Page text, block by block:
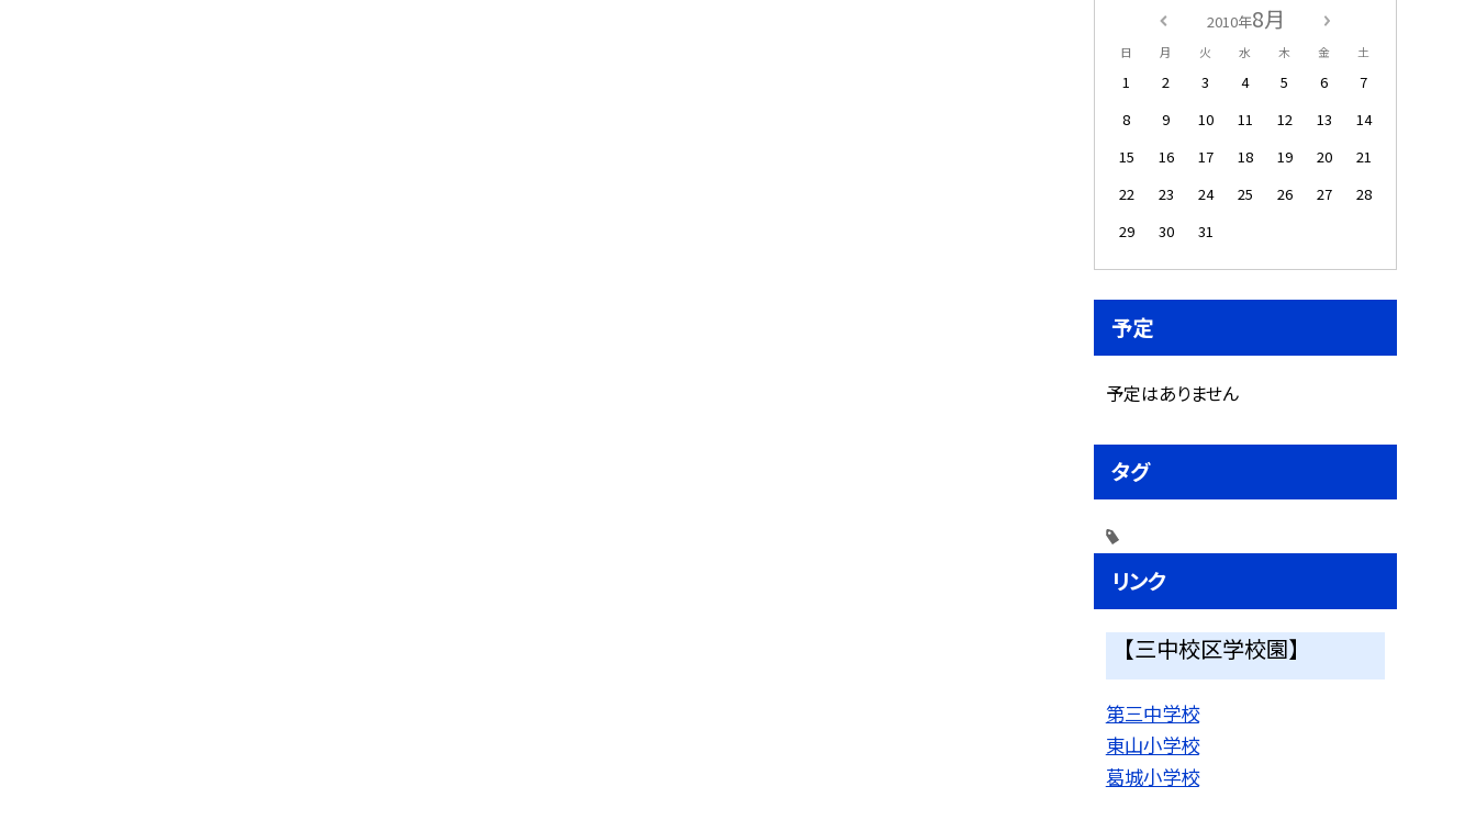
2010年8月
日 月 火 水 木 金 土
1 2 3 4 5 6
7
8
9 10 11 12 13
14
15
16 17 18 19 20
21
22
23 24 25 26 27
28
29
30 31
予定
予定はありません
タグ
リンク
【三中校区学校園】
第三中学校
東山小学校
葛城小学校